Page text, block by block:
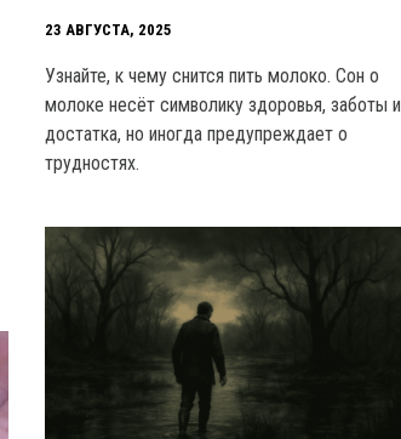
23 АВГУСТА, 2025
Узнайте, к чему снится пить молоко. Сон о
молоке несёт символику здоровья, заботы и
достатка, но иногда предупреждает о
трудностях.